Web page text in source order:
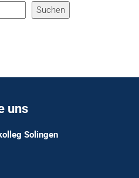
Suchen
uns
Solingen